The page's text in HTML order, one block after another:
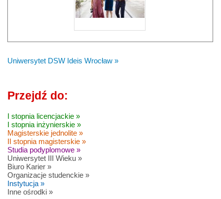
Uniwersytet DSW Ideis Wrocław »
Przejdź do:
I stopnia licencjackie »
I stopnia inżynierskie »
Magisterskie jednolite »
II stopnia magisterskie »
Studia podyplomowe »
Uniwersytet III Wieku »
Biuro Karier »
Organizacje studenckie »
Instytucja »
Inne ośrodki »